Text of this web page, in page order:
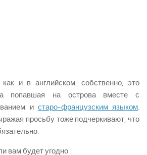
и в английском, собственно, это
попавшая на острова вместе с
и старо-французским языком.
просьбу тоже подчеркивают, что
вам будет угодно